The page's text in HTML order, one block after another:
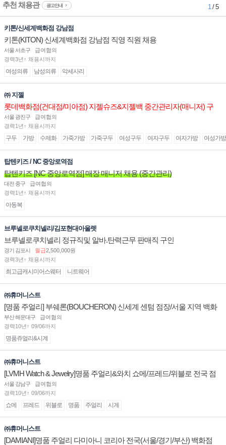
추천 채용관 광고안내 1/ 5
키톤/신세계백화점 강남점
키톤(KITON) 신세계백화점 강남점 직영 직원 채용
서울 서초구
급여협의
경력3년↑ 채용시까지
여성의류 남성의류 악세사리
㈜ 지젤
롯데백화점(건대점/미아점) 지젤슈즈&지젤백 중간관리자(매니저) 구
인합니다
서울 광진구
급여협의
경력1년↑ 채용시까지
구두 가방 수제화 가죽가방 가죽구두 여성구두 여자구두 여자가방 여성가방
탑텐키즈 / NC 중앙로역점
탑텐키즈 [NC 중앙로역점] 매장 매니저 채용 (중간관리)
대전 중구
급여협의
경력1년↑ 채용시까지
아동복
브루넬로쿠치넬리/김포현대아울렛
브루넬로쿠치넬리 정규직및 알바.탄력근무 판매직 구인
경기 김포시 월급2,500,000원
경력3년↑ 채용시까지
최고급캐시미어스웨터 니트웨어
㈜휴머니스트
[명품 주얼리] 부쉐론(BOUCHERON) 신세계 센텀 점장/서울 지역 백화
점 판매사원 채용
부산 해운대구
급여협의
경력10년↑ 09/06까지
명품쥬얼리&시계
㈜휴머니스트
[LVMH Watch & Jewelry]명품 주얼리&와치 쇼메/프레드/위블로 전국 점
장/부점장/판매사원 채용
서울 강남구
급여협의
경력10년↑ 09/06까지
쇼메 프레드 위블로 명품 주얼리 시계
㈜휴머니스트
[DAMIANI]명품 주얼리 다미아니 코리아 전국(서울/경기/부산) 백화점